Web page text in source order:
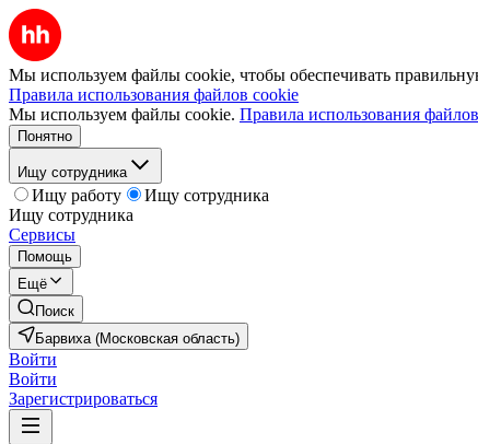
Мы используем файлы cookie, чтобы обеспечивать
Правила использования файлов cookie
Мы используем файлы cookie. Правила использования
Понятно
Ищу сотрудника
Ищу работу
Ищу сотрудника
Ищу сотрудника
Сервисы
Помощь
Ещё
Поиск
Барвиха (Московская область)
Войти
Войти
Зарегистрироваться